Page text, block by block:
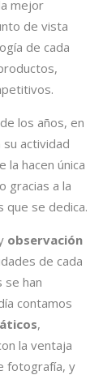
mejor
de vista
de cada
los años, en
su actividad
la hacen única
gracias a la
que se dedica.
observación
de cada
se han
contamos
,
la ventaja
fotografía, y